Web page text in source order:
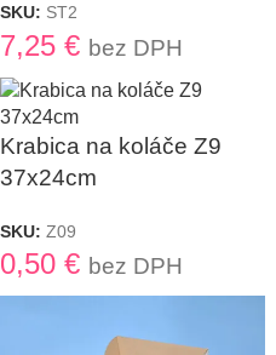
SKU: ST2
7,25 € bez DPH
Krabica na koláče Z9
37x24cm
SKU: Z09
0,50 € bez DPH